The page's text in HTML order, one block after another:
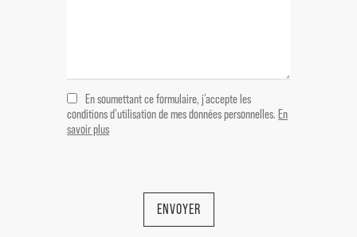
En soumettant ce formulaire, j'accepte les
conditions d'utilisation de mes données personnelles. En
savoir plus
ENVOYER